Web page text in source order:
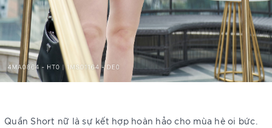
Quần Short nữ là sự kết hợp hoàn hảo cho mùa hè oi bức.